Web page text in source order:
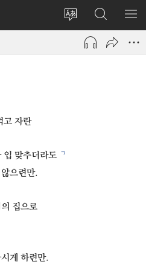
사이트
언어
변경
로그인
(새로운
열기)
JW.ORG
검색
메
고 자란
입 맞추더라도 ㄱ
으련만.
집으로
게 하련만.